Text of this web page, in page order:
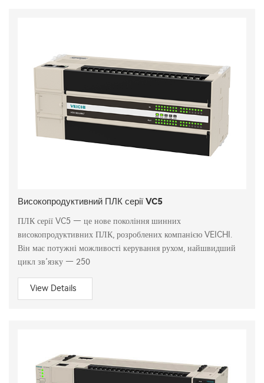
Високопродуктивний ПЛК серії VC5
ПЛК серії VC5 — це нове покоління шинних
високопродуктивних ПЛК, розроблених компанією VEICHI.
Він має потужні можливості керування рухом, найшвидший
цикл зв’язку — 250
View Details